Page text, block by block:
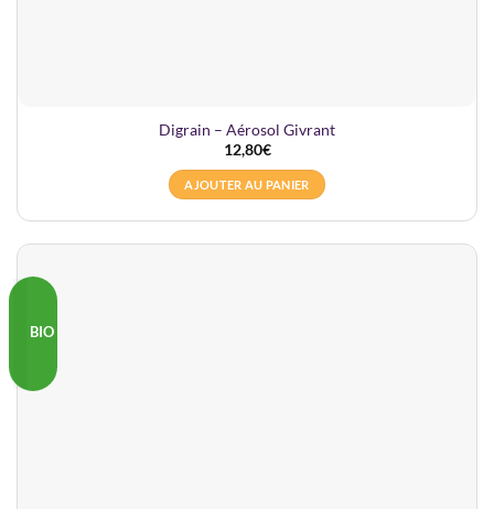
Digrain – Aérosol Givrant
12,80€
AJOUTER AU PANIER
BIO